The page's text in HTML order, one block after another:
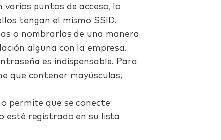
varios puntos de acceso, lo
tengan el mismo SSID.
o nombrarlas de una manera
alguna con la empresa.
es indispensable. Para
que contener mayúsculas,
permite que se conecte
esté registrado en su lista